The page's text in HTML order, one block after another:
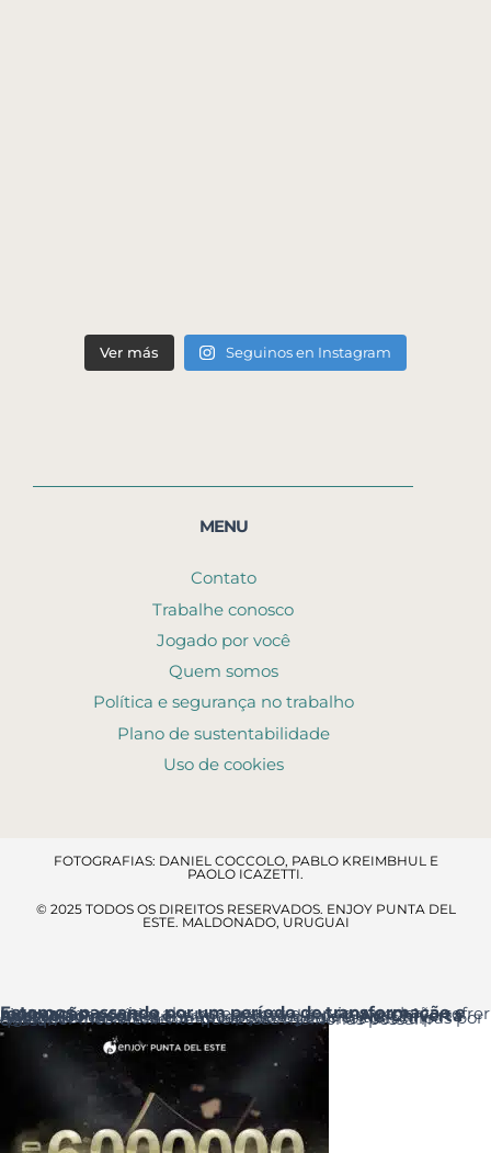
Ver más Seguinos en Instagram
MENU
Contato
Trabalhe conosco
Jogado por você
Quem somos
Política e segurança no trabalho
Plano de sustentabilidade
Uso de cookies
FOTOGRAFIAS: DANIEL COCCOLO, PABLO KREIMBHUL E
PAOLO ICAZETTI.
© 2025 TODOS OS DIREITOS RESERVADOS. ENJOY PUNTA DEL
ESTE. MALDONADO, URUGUAI
Estamos passando por um período de transformação e renovação
, por isso alguns espaços e serviços poderão sofrer ajustes temporários.
Acesso ao resort: a entrada principal é pelaAv. Chiverta
onde você encontrará a Recepção logo ao entrar.
Agradecemos a sua compreensão e pedimos desculpas por qualquer inconveniente que essas melhorias possam causar.